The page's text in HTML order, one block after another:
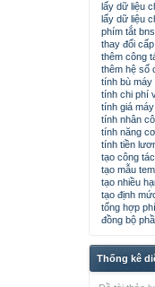
lấy dữ liệu
lấy dữ liệu
phím tắt
thay đổi
thêm công
thêm hệ số
tính bù máy
tính chi phí
tính giá
tính nhân
tính năng
tính tiền
tạo công
tạo mẫu
tạo nhiều
tạo định
tổng hợp
đồng bộ
Thống kê